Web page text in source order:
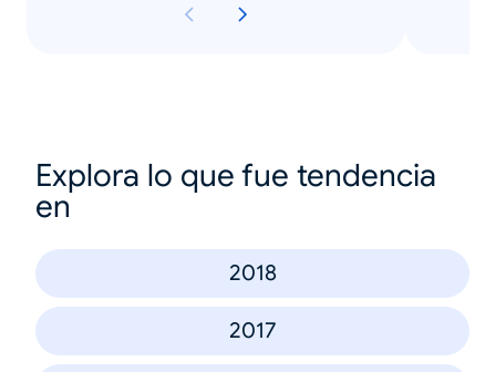
Explora lo que fue tendencia
en
2018
2017